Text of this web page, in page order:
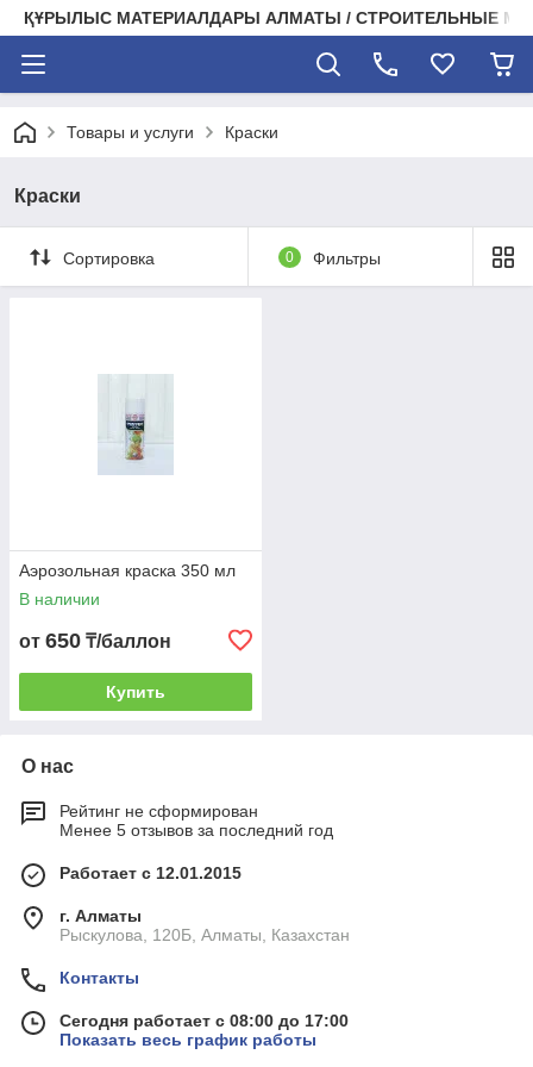
ҚҰРЫЛЫС МАТЕРИАЛДАРЫ АЛМАТЫ / СТРОИТЕЛЬНЫЕ
Товары и услуги Краски
Краски
Сортировка 0 Фильтры
Аэрозольная краска 350 мл
В наличии
от 650 ₸/баллон
Купить
О нас
Рейтинг не сформирован
Менее 5 отзывов за последний год
Работает с 12.01.2015
г. Алматы
Рыскулова, 120Б, Алматы, Казахстан
Контакты
Сегодня работает с 08:00 до 17:00
Показать весь график работы